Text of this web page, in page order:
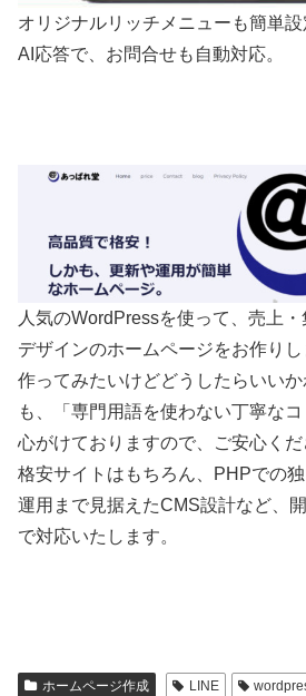
オリジナルリッチメニューも簡単設
AI応答で、お問合せも自動対応。
人気のWordPressを使って、売上
デザインのホームページをお作り
作ってみたいけどどうしたらいい
も、「専門用語を使わない丁寧な
心がけておりますので、ご安心くだ
格安サイトはもちろん、PHPでの独
運用まで見据えたCMS設計など、
で対応いたします。
ホームページ作成 LINE